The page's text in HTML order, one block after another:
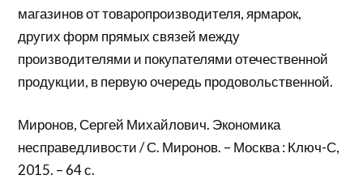
магазинов от товаропроизводителя, ярмарок,
других форм прямых связей между
производителями и покупателями отечественной
продукции, в первую очередь продовольственной.
Миронов, Сергей Михайлович. Экономика
несправедливости / С. Миронов. – Москва : Ключ-С,
2015. – 64 с.